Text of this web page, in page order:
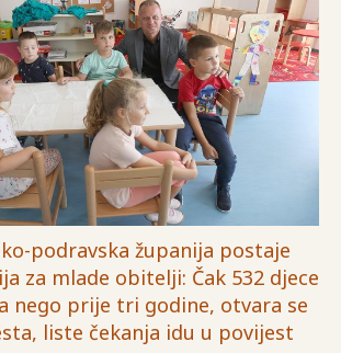
podravska županija postaje
za mlade obitelji: Čak 532 djece
nego prije tri godine, otvara se
liste čekanja idu u povijest